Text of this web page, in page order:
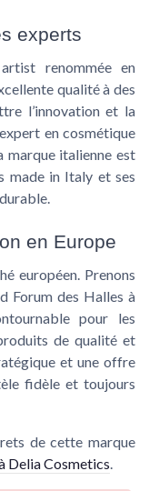
experts
renommée en
qualité à des
l’innovation et la
en cosmétique
marque italienne est
made in Italy et ses
en Europe
européen. Prenons
Forum des Halles à
pour les
de qualité et
et une offre
fidèle et toujours
de cette marque
Delia Cosmetics.